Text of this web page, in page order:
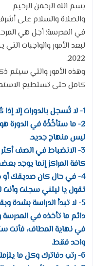
بسم الله الرحمن الرحيم
والصلاة والسلام على
في المدرسة؛ أجل هي
لبعد الأمور والواجبات التي
2022.
وهذه الأمور والتي سيتم
كامل حتى تستطيع
1- لا تُسجل بالدورات إلا إذا كُنت فعلاً ضعيف جداً بالمادة.
2- ما ستأخُذُهُ في الدورة
ليس منهاج جديد.
3- الانضباط في الصف
كافة المراكز إنما يوجد
4- في حال كان صديقك
تقول يا ليتني سجلت وأنت
5- لا تبدأ الدراسة بشدة
دائم ما تأخذه في
في نهاية المطاف،
واحد فقط.
6- رتب دفاترك وكل ما يلزمك من بداية العام.